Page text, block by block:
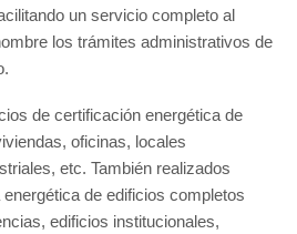
un servicio completo al
los trámites administrativos de
de certificación energética de
oficinas, locales
etc. También realizados
de edificios completos
edificios institucionales,